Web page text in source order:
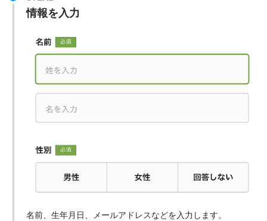
情報を入力
名前、生年月日、メールアドレスなどを入力します。